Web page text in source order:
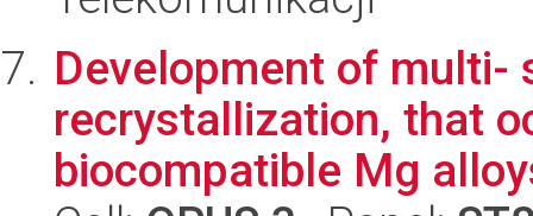
Development of multi-
recrystallization, that
biocompatible Mg